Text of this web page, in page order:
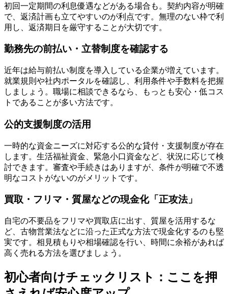
初回一定期間の利息優遇などがある場合も。契約内容が明確
で、返済計画も立てやすいのが利点です。無理のない枠で利
用し、返済期日を厳守することが大切です。
勤務先の前払い・立替制度を確認する
近年は給与前払い制度を導入している企業が増えています。
就業規則や社内ポータルを確認し、利用条件や手数料を把握
しましょう。職場に相談できるなら、もっとも安心・低コス
トであることが多い方法です。
公的支援制度の活用
一時的な資金ニーズに対応する公的な貸付・支援制度が存在
します。生活福祉資金、緊急小口資金など、状況に応じて検
討できます。審査や手続きはありますが、条件が明確で不透
明なコストがないのがメリットです。
買取・フリマ・質屋などの現金化「正攻法」
自宅の不要品をフリマや買取店に出す、質屋を活用するな
ど、古物営業法などに沿った正式な方法で現金化するのも堅
実です。相見積もりや相場確認を行い、時間に余裕があれば
高く売れる方法を選びましょう。
初心者向けチェックリスト：ここを押